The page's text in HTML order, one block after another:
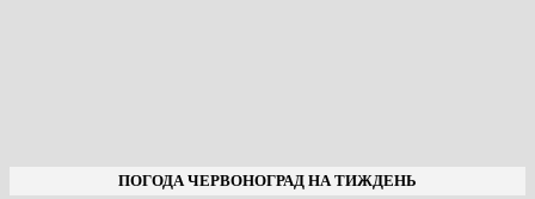
ПОГОДА ЧЕРВОНОГРАД НА ТИЖДЕНЬ